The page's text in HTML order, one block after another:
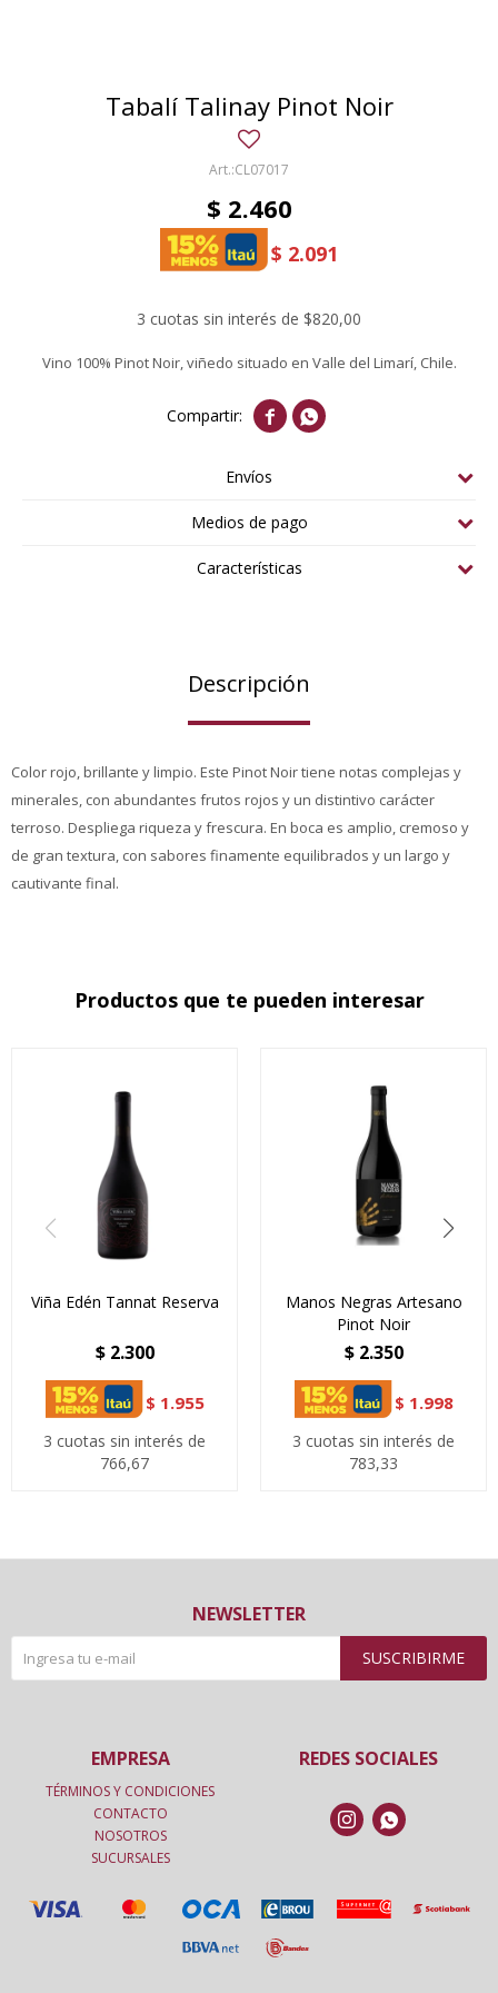
Tabalí Talinay Pinot Noir
CL07017
$ 2.460
$ 2.091
3 cuotas sin interés de $820,00
Vino 100% Pinot Noir, viñedo situado en Valle del Limarí, Chile.
 
Envíos
Medios de pago
Características
Descripción
Color rojo, brillante y limpio. Este Pinot Noir tiene notas complejas y
minerales, con abundantes frutos rojos y un distintivo carácter
terroso. Despliega riqueza y frescura. En boca es amplio, cremoso y
de gran textura, con sabores finamente equilibrados y un largo y
cautivante final.
Productos que te pueden interesar
Viña Edén Tannat Reserva
$ 2.300
$ 1.955
3 cuotas sin interés de
766,67
Manos Negras Artesano
Pinot Noir
$ 2.350
$ 1.998
3 cuotas sin interés de
783,33
NEWSLETTER
SUSCRIBIRME
REDES SOCIALES
 
EMPRESA
TÉRMINOS Y CONDICIONES
CONTACTO
NOSOTROS
SUCURSALES